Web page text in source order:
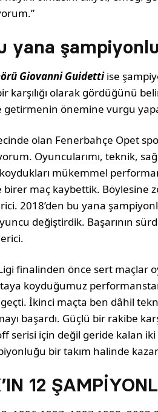
yana
Giovanni Guidettiise
karşılığı olarak gördüğünü
getirmenin önemine vurgu
olan Fenerbahçe Opet
Oyuncularımı, teknik,
mükemmel
birer maç kaybettik. Böylesine
2018’den bu yana
değiştirdik. Başarının
finalinden önce sert maçlar
koyduğumuz
İkinci maçta ben dâhil
başardı. Güçlü bir rakibe
serisi için değil geride kalan iki
bir takım halinde
12